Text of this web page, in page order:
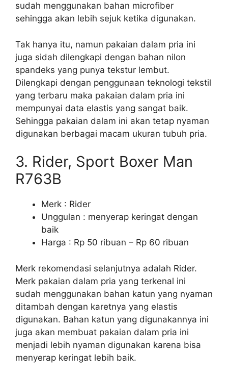
sudah menggunakan bahan microfiber
sehingga akan lebih sejuk ketika digunakan.
Tak hanya itu, namun pakaian dalam pria ini
juga sidah dilengkapi dengan bahan nilon
spandeks yang punya tekstur lembut.
Dilengkapi dengan penggunaan teknologi tekstil
yang terbaru maka pakaian dalam pria ini
mempunyai data elastis yang sangat baik.
Sehingga pakaian dalam ini akan tetap nyaman
digunakan berbagai macam ukuran tubuh pria.
3. Rider, Sport Boxer Man
R763B
Merk : Rider
Unggulan : menyerap keringat dengan
baik
Harga : Rp 50 ribuan – Rp 60 ribuan
Merk rekomendasi selanjutnya adalah Rider.
Merk pakaian dalam pria yang terkenal ini
sudah menggunakan bahan katun yang nyaman
ditambah dengan karetnya yang elastis
digunakan. Bahan katun yang digunakannya ini
juga akan membuat pakaian dalam pria ini
menjadi lebih nyaman digunakan karena bisa
menyerap keringat lebih baik.